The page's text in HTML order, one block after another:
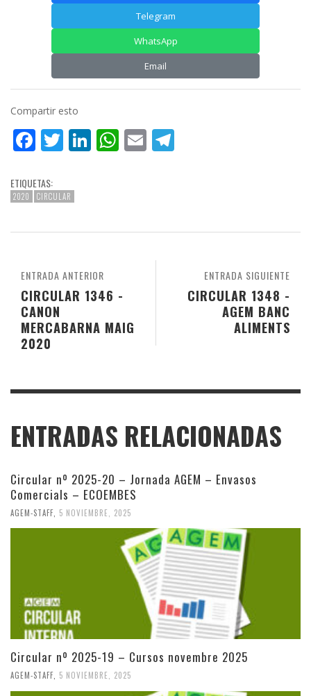
Telegram
WhatsApp
Email
Compartir esto
Facebook
Twitter
LinkedIn
WhatsApp
Email
ETIQUETAS:
2020 CIRCULAR
ENTRADA SIGUIENTE
CIRCULAR 1348 -
AGEM BANC
ALIMENTS
ENTRADA ANTERIOR
CIRCULAR 1346 -
CANON
MERCABARNA MAIG
2020
ENTRADAS RELACIONADAS
Circular nº 2025-20 – Jornada AGEM – Envasos
Comercials – ECOEMBES
AGEM-STAFF 5 NOVIEMBRE, 2025
Circular nº 2025-19 – Cursos novembre 2025
AGEM-STAFF 5 NOVIEMBRE, 2025